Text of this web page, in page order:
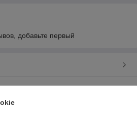
добавьте первый